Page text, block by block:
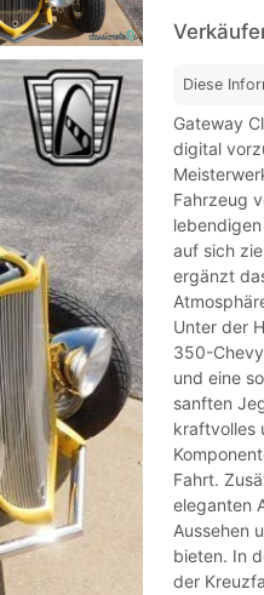
Diese
Gateway
digital
Fahrzeug
auf sich
ergänzt
Unter der
350-
und eine
sanften
kraftvolles
Fahrt.
eleganten
Aussehen
bieten. In
der